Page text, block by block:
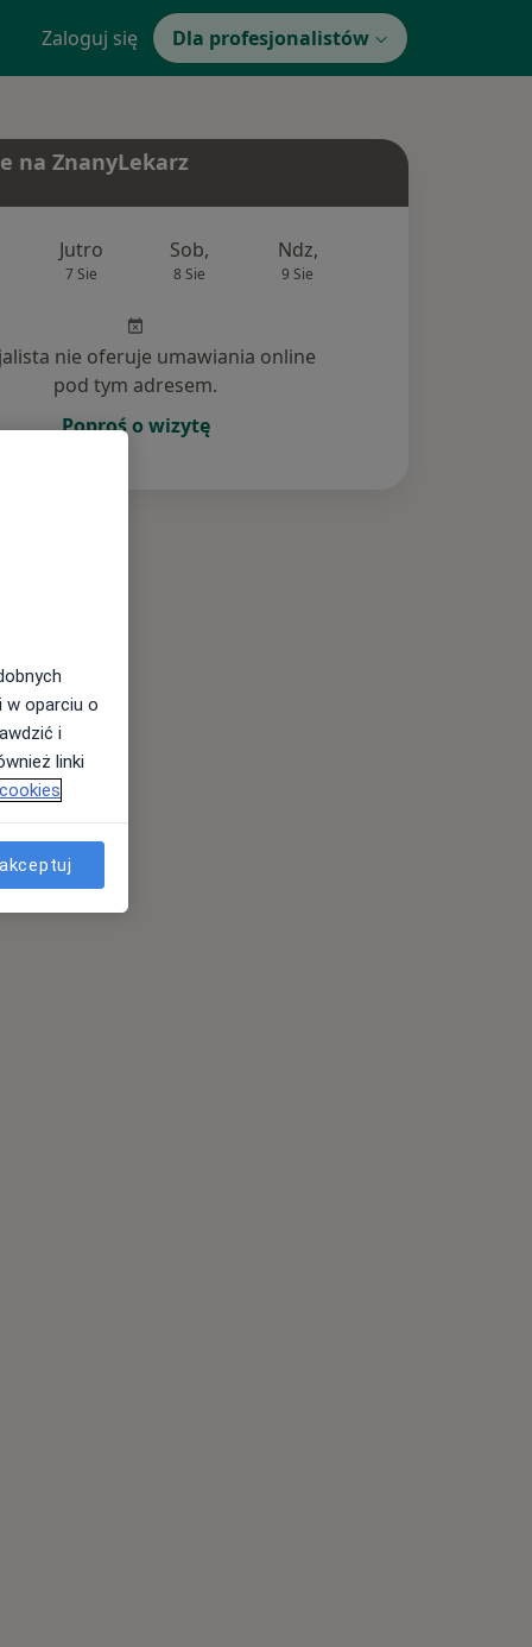
Zaloguj się Dla profesjonalistów
na ZnanyLekarz
Jutro
7 Sie
Sob,
8 Sie
Ndz,
9 Sie
nie oferuje umawiania online
pod tym adresem.
Poproś o wizytę
oparciu o
i
linki